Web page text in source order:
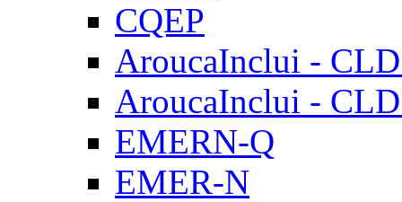
CQEP
AroucaInclui -
AroucaInclui -
EMERN-Q
EMER-N